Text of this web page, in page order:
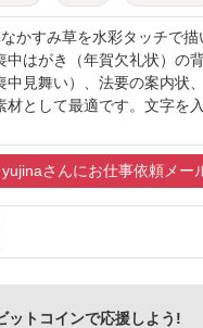
法要 葬儀 植物
かすみ草を水彩タッチで
中はがき（年賀欠礼状）の
中見舞い）、法要の案内状
材として最適です。文字を
yujinaさんにお仕事依頼メー
ットコインで応援しよう!